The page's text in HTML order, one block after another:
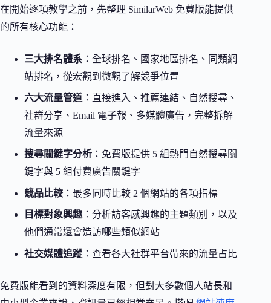
在開始逐項教學之前，先整理 SimilarWeb 免費版能提供
的所有核心功能：
三大排名體系 ：全球排名、國家地區排名、同類網
站排名，從宏觀到微觀了解競爭位置
六大流量管道 ：直接進入、推薦連結、自然搜尋、
社群分享、Email 電子報、多媒體廣告，完整拆解
流量來源
搜尋關鍵字分析 ：免費版提供 5 組熱門自然搜尋關
鍵字與 5 組付費廣告關鍵字
競品比較 ：最多同時比較 2 個網站的各項指標
目標對象興趣 ：分析訪客感興趣的主題類別，以及
他們通常還會造訪哪些類似網站
社交媒體追蹤 ：查看各大社群平台帶來的流量占比
免費版能看到的資料深度有限，但對大多數個人站長和